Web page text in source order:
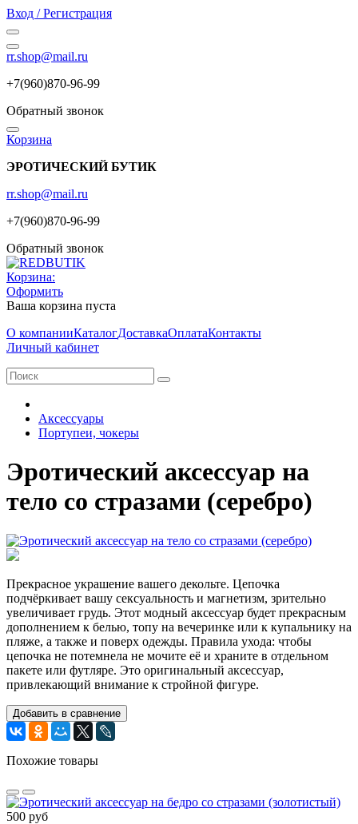
Вход / Регистрация
rr.shop@mail.ru
+7(960)870-96-99
Обратный звонок
Корзина
ЭРОТИЧЕСКИЙ БУТИК
rr.shop@mail.ru
+7(960)870-96-99
Обратный звонок
Корзина:
Оформить
Ваша корзина пуста
О компанииКаталогДоставкаОплатаКонтакты
Личный кабинет
Аксессуары
Портупеи, чокеры
Эротический аксессуар на
тело со стразами (серебро)
Прекрасное украшение вашего декольте. Цепочка
подчёркивает вашу сексуальность и магнетизм, зрительно
увеличивает грудь. Этот модный аксессуар будет прекрасным
дополнением к белью, топу на вечеринке или к купальнику на
пляже, а также и поверх одежды. Правила ухода: чтобы
цепочка не потемнела не мочите её и храните в отдельном
пакете или футляре. Это оригинальный аксессуар,
привлекающий внимание к стройной фигуре.
Добавить в сравнение
Похожие товары
500 руб